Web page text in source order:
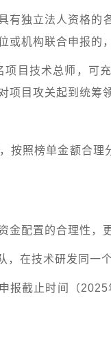
有独立法人资格
或机构联合申报
目技术总师，可
项目攻关起到统筹
按照榜单金额合
金配置的合理性
，在技术研发同一
报截止时间（